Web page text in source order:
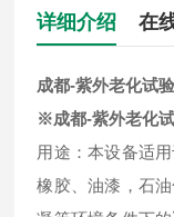
详细介绍 在
成都-紫外老化试
※成都-紫外老化
用途：本设备适
橡胶、油漆，石